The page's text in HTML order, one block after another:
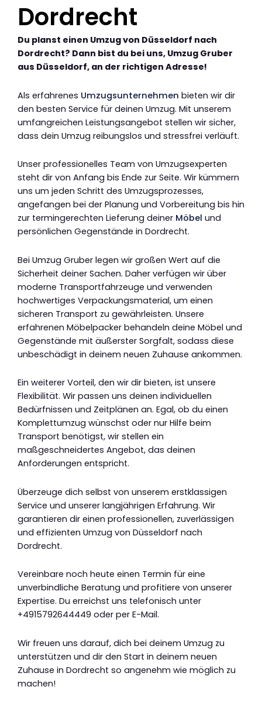
Dordrecht
Du planst einen Umzug von Düsseldorf nach
Dordrecht? Dann bist du bei uns, Umzug Gruber
aus Düsseldorf, an der richtigen Adresse!
Als erfahrenes Umzugsunternehmen bieten wir dir
den besten Service für deinen Umzug. Mit unserem
umfangreichen Leistungsangebot stellen wir sicher,
dass dein Umzug reibungslos und stressfrei verläuft.
Unser professionelles Team von Umzugsexperten
steht dir von Anfang bis Ende zur Seite. Wir kümmern
uns um jeden Schritt des Umzugsprozesses,
angefangen bei der Planung und Vorbereitung bis hin
zur termingerechten Lieferung deiner Möbel und
persönlichen Gegenstände in Dordrecht.
Bei Umzug Gruber legen wir großen Wert auf die
Sicherheit deiner Sachen. Daher verfügen wir über
moderne Transportfahrzeuge und verwenden
hochwertiges Verpackungsmaterial, um einen
sicheren Transport zu gewährleisten. Unsere
erfahrenen Möbelpacker behandeln deine Möbel und
Gegenstände mit äußerster Sorgfalt, sodass diese
unbeschädigt in deinem neuen Zuhause ankommen.
Ein weiterer Vorteil, den wir dir bieten, ist unsere
Flexibilität. Wir passen uns deinen individuellen
Bedürfnissen und Zeitplänen an. Egal, ob du einen
Komplettumzug wünschst oder nur Hilfe beim
Transport benötigst, wir stellen ein
maßgeschneidertes Angebot, das deinen
Anforderungen entspricht.
Überzeuge dich selbst von unserem erstklassigen
Service und unserer langjährigen Erfahrung. Wir
garantieren dir einen professionellen, zuverlässigen
und effizienten Umzug von Düsseldorf nach
Dordrecht.
Vereinbare noch heute einen Termin für eine
unverbindliche Beratung und profitiere von unserer
Expertise. Du erreichst uns telefonisch unter
+4915792644449 oder per E-Mail.
Wir freuen uns darauf, dich bei deinem Umzug zu
unterstützen und dir den Start in deinem neuen
Zuhause in Dordrecht so angenehm wie möglich zu
machen!